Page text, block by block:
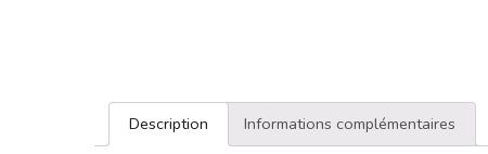
Description Informations complémentaires